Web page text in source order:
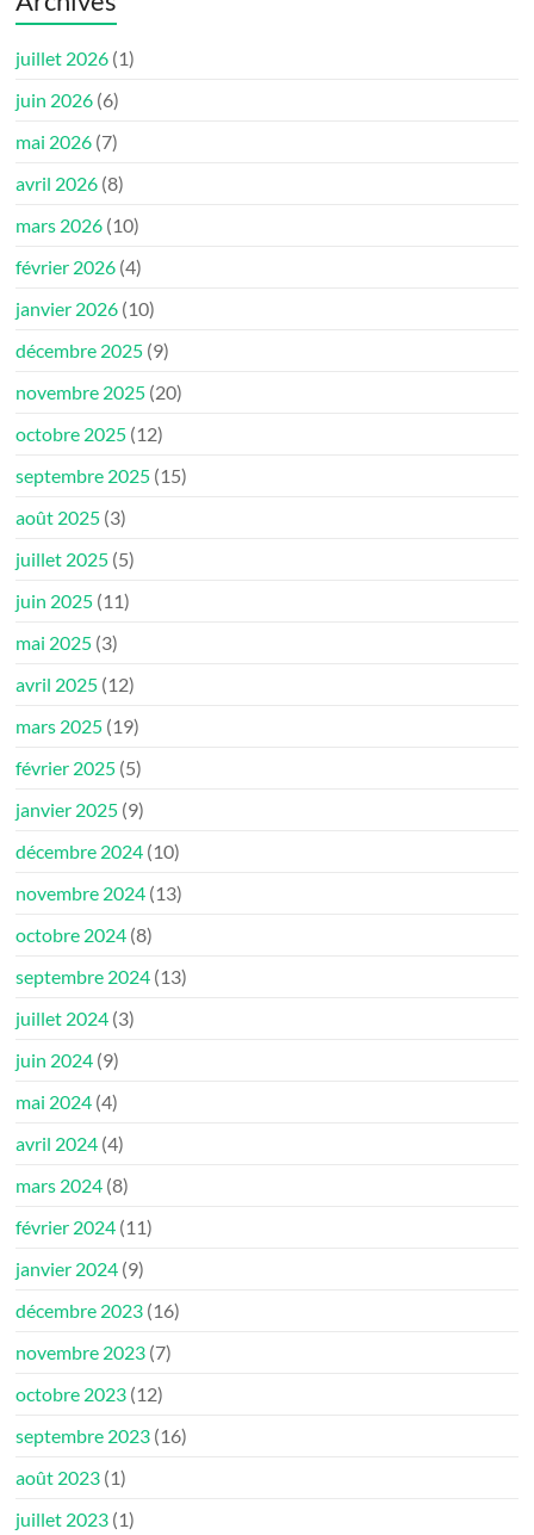
juillet 2026 (1)
juin 2026 (6)
mai 2026 (7)
avril 2026 (8)
mars 2026 (10)
février 2026 (4)
janvier 2026 (10)
décembre 2025 (9)
novembre 2025 (20)
octobre 2025 (12)
septembre 2025 (15)
août 2025 (3)
juillet 2025 (5)
juin 2025 (11)
mai 2025 (3)
avril 2025 (12)
mars 2025 (19)
février 2025 (5)
janvier 2025 (9)
décembre 2024 (10)
novembre 2024 (13)
octobre 2024 (8)
septembre 2024 (13)
juillet 2024 (3)
juin 2024 (9)
mai 2024 (4)
avril 2024 (4)
mars 2024 (8)
février 2024 (11)
janvier 2024 (9)
décembre 2023 (16)
novembre 2023 (7)
octobre 2023 (12)
septembre 2023 (16)
août 2023 (1)
juillet 2023 (1)